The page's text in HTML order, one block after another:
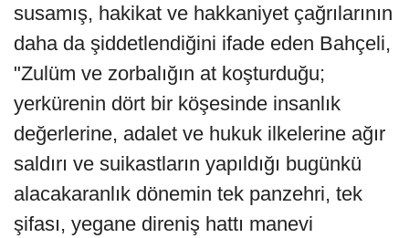
susamış, hakikat ve hakkaniyet çağrılarının
daha da şiddetlendiğini ifade eden Bahçeli,
"Zulüm ve zorbalığın at koşturduğu;
yerkürenin dört bir köşesinde insanlık
değerlerine, adalet ve hukuk ilkelerine ağır
saldırı ve suikastların yapıldığı bugünkü
alacakaranlık dönemin tek panzehri, tek
şifası, yegane direniş hattı manevi